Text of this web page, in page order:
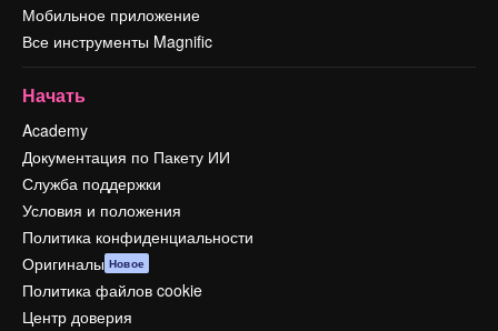
Мобильное приложение
Все инструменты Magnific
Начать
Academy
Документация по Пакету ИИ
Служба поддержки
Условия и положения
Политика конфиденциальности
Оригиналы Новое
Политика файлов cookie
Центр доверия